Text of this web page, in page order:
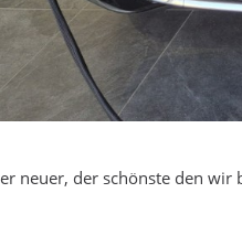
neuer, der schönste den